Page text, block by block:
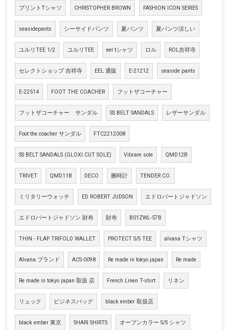
プリントTシャツ CHRISTOPHER BROWN FASHION ICON SERIES
seasidepants シーサイドパンツ 夏パンツ 夏パンツ涼しい
ユルリTEE 1/2 ユルリTEE eel tシャツ ロル ROL吉祥寺
セレクトショップ 吉祥寺 EEL 通販 E-21212 seaside pants
E-22514 FOOT THE COACHER フットザコーチャー
フットザコーチャー サンダル SS BELT SANDALS レザーサンダル
Foot the coacher サンダル FTC2212008
SS BELT SANDALS (GLOXI CUT SOLE) Vibram sole QMD12B
TRIVET QMD11B DECO 腕時計 TENDER CO.
ミリタリーウォッチ ED ROBERT JUDSON エドロバートジャドソン
エドロバートジャドソン 財布 財布 B01ZWL-57B
THIN - FLAP TRIFOLD WALLET PROTECT S/S TEE alvana Tシャツ
Alvana ブランド ACS-0098 Re made in tokyo japan Re made
Re made in tokyo japan 取扱 店 French Linen T-shirt リネン
リュック ビジネスバッグ black ember 取扱店
black ember 東京 SHARI SHIRTS オープンカラー S/S シャツ